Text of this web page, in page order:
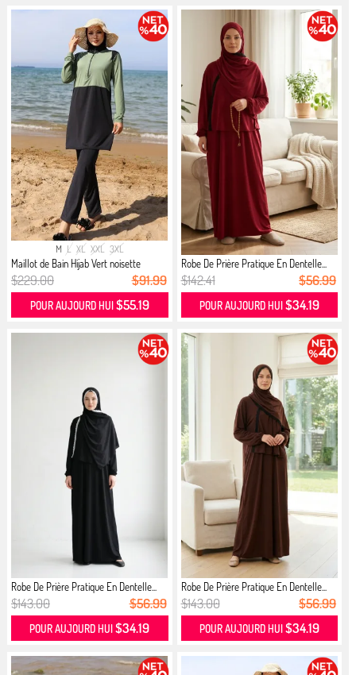
M L XL XXL 3XL
Maillot de Bain Hijab Vert noisette
$229.00 $91.99
POUR AUJOURD HUI $55.19
Robe De Prière Pratique En Dentelle...
$142.41 $56.99
POUR AUJOURD HUI $34.19
Robe De Prière Pratique En Dentelle...
$143.00 $56.99
POUR AUJOURD HUI$34.19
Robe De Prière Pratique En Dentelle...
$143.00 $56.99
POUR AUJOURD HUI $34.19